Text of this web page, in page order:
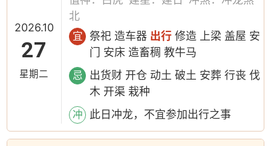
2026.10
27
星期二
北
宜 祭祀 造车器 出行 修造 上梁 盖屋 安
门 安床 造畜稠 教牛马
忌
出货财 开仓 动土 破土 安葬 行丧 伐
木 开渠 栽种
冲 此日冲龙，不宜参加出行之事